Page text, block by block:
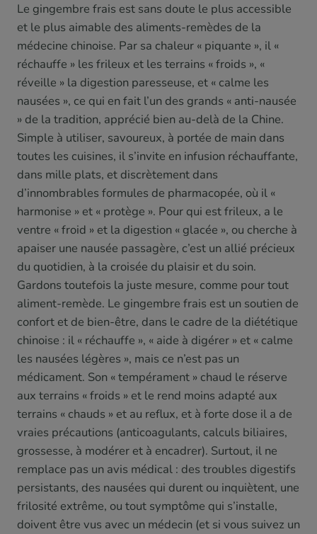
Le gingembre frais est sans doute le plus accessible
et le plus aimable des aliments-remèdes de la
médecine chinoise. Par sa chaleur « piquante », il «
réchauffe » les frileux et les terrains « froids », «
réveille » la digestion paresseuse, et « calme les
nausées », ce qui en fait l’un des grands « anti-nausée
» de la tradition, apprécié bien au-delà de la Chine.
Simple à utiliser, savoureux, à portée de main dans
toutes les cuisines, il s’invite en infusion réchauffante,
dans mille plats, et discrètement dans
d’innombrables formules de pharmacopée, où il «
harmonise » et « protège ». Pour qui est frileux, a le
ventre « froid » et la digestion « glacée », ou cherche à
apaiser une nausée passagère, c’est un allié précieux
du quotidien, à la croisée du plaisir et du soin.
Gardons toutefois la juste mesure, comme pour tout
aliment-remède. Le gingembre frais est un soutien de
confort et de bien-être, dans le cadre de la diététique
chinoise : il « réchauffe », « aide à digérer » et « calme
les nausées légères », mais ce n’est pas un
médicament. Son « tempérament » chaud le réserve
aux terrains « froids » et le rend moins adapté aux
terrains « chauds » et au reflux, et à forte dose il a de
vraies précautions (anticoagulants, calculs biliaires,
grossesse, à modérer et à encadrer). Surtout, il ne
remplace pas un avis médical : des troubles digestifs
persistants, des nausées qui durent ou inquiètent, une
frilosité extrême, ou tout symptôme qui s’installe,
doivent être vus avec un médecin (et si vous suivez un